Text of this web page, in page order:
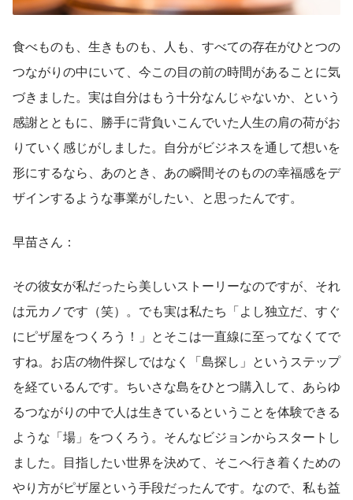
食べものも、生きものも、人も、すべての存在がひとつの
つながりの中にいて、今この目の前の時間があることに気
づきました。実は自分はもう十分なんじゃないか、という
感謝とともに、勝手に背負いこんでいた人生の肩の荷がお
りていく感じがしました。自分がビジネスを通して想いを
形にするなら、あのとき、あの瞬間そのものの幸福感をデ
ザインするような事業がしたい、と思ったんです。
早苗さん：
その彼女が私だったら美しいストーリーなのですが、それ
は元カノです（笑）。でも実は私たち「よし独立だ、すぐ
にピザ屋をつくろう！」とそこは一直線に至ってなくてで
すね。お店の物件探しではなく「島探し」というステップ
を経ているんです。ちいさな島をひとつ購入して、あらゆ
るつながりの中で人は生きているということを体験できる
ような「場」をつくろう。そんなビジョンからスタートし
ました。目指したい世界を決めて、そこへ行き着くための
やり方がピザ屋という手段だったんです。なので、私も益